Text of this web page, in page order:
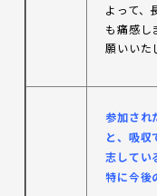
よって、
も痛感し
願いいた
参加され
と、吸収
志してい
特に今後